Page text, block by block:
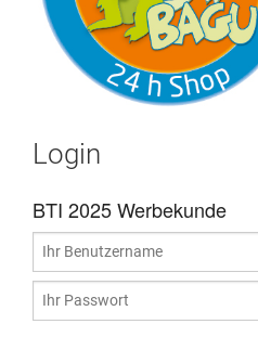
Login
BTI 2025 Werbekunde